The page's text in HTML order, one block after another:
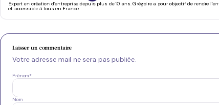
Expert en création d’entreprise depuis plus de 10 ans. Grégoire a pour objectif de rendre
et accessible à tous en France.
Laisser un commentaire
Votre adresse mail ne sera pas publiée.
Prénom*
Nom